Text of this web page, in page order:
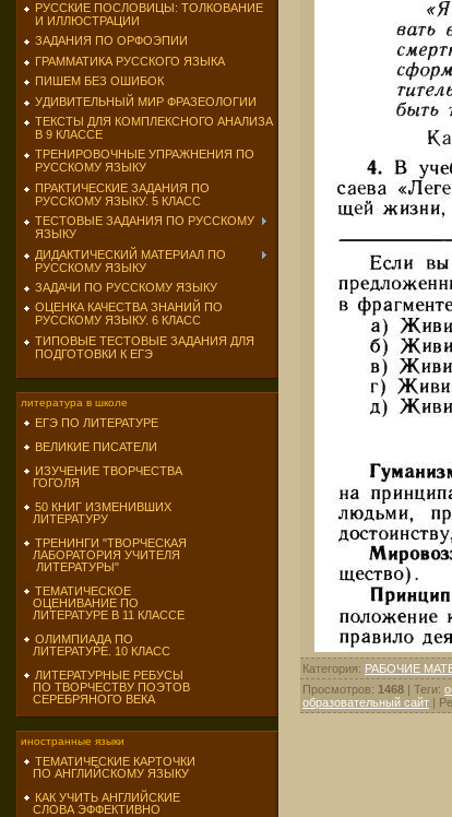
РУССКИЕ ПОСЛОВИЦЫ: ТОЛКОВАНИЕ
И ИЛЛЮСТРАЦИИ
ЗАДАНИЯ ПО ОРФОЭПИИ
ГРАММАТИКА РУССКОГО ЯЗЫКА
ПИШЕМ БЕЗ ОШИБОК
УДИВИТЕЛЬНЫЙ МИР ФРАЗЕОЛОГИИ
ТЕКСТЫ ДЛЯ КОМПЛЕКСНОГО АНАЛИЗА
В 9 КЛАССЕ
ТРЕНИРОВОЧНЫЕ УПРАЖНЕНИЯ ПО
РУССКОМУ ЯЗЫКУ
ПРАКТИЧЕСКИЕ ЗАДАНИЯ ПО
РУССКОМУ ЯЗЫКУ. 5 КЛАСС
ТЕСТОВЫЕ ЗАДАНИЯ ПО РУССКОМУ
ЯЗЫКУ
ДИДАКТИЧЕСКИЙ МАТЕРИАЛ ПО
РУССКОМУ ЯЗЫКУ
ЗАДАЧИ ПО РУССКОМУ ЯЗЫКУ
ОЦЕНКА КАЧЕСТВА ЗНАНИЙ ПО
РУССКОМУ ЯЗЫКУ. 6 КЛАСС
ТИПОВЫЕ ТЕСТОВЫЕ ЗАДАНИЯ ДЛЯ
ПОДГОТОВКИ К ЕГЭ
литература в школе
ЕГЭ ПО ЛИТЕРАТУРЕ
ВЕЛИКИЕ ПИСАТЕЛИ
ИЗУЧЕНИЕ ТВОРЧЕСТВА
ГОГОЛЯ
50 КНИГ ИЗМЕНИВШИХ
ЛИТЕРАТУРУ
ТРЕНИНГИ "ТВОРЧЕСКАЯ
ЛАБОРАТОРИЯ УЧИТЕЛЯ
ЛИТЕРАТУРЫ"
ТЕМАТИЧЕСКОЕ
ОЦЕНИВАНИЕ ПО
ЛИТЕРАТУРЕ В 11 КЛАССЕ
ОЛИМПИАДА ПО
ЛИТЕРАТУРЕ. 10 КЛАСС
ЛИТЕРАТУРНЫЕ РЕБУСЫ
ПО ТВОРЧЕСТВУ ПОЭТОВ
СЕРЕБРЯНОГО ВЕКА
иностранные языки
ТЕМАТИЧЕСКИЕ КАРТОЧКИ
ПО АНГЛИЙСКОМУ ЯЗЫКУ
КАК УЧИТЬ АНГЛИЙСКИЕ
СЛОВА ЭФФЕКТИВНО
Категория: РАБОЧИЕ
Просмотров: 1468 | Теги:
образовательный сайт |